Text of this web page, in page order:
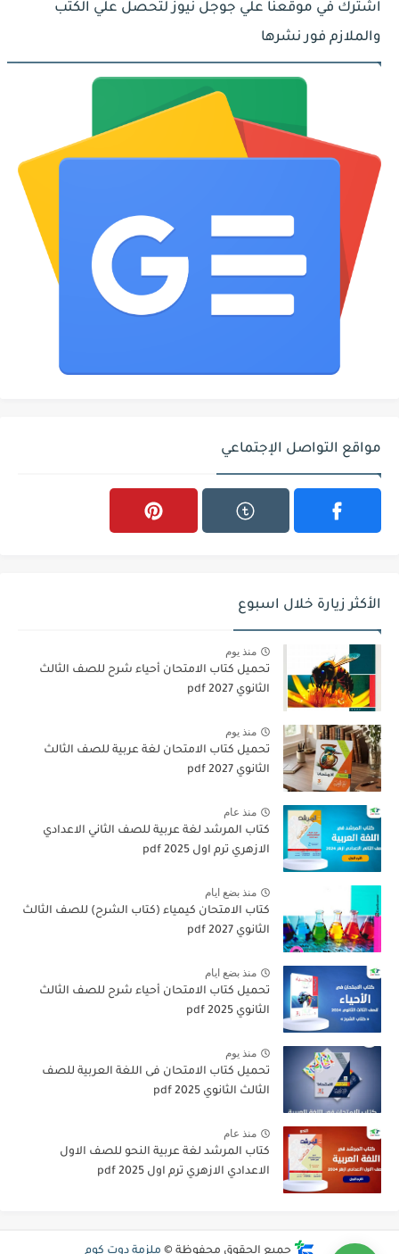
اشترك في موقعنا علي جوجل نيوز لتحصل علي الكتب
والملازم فور نشرها
مواقع التواصل الإجتماعي
الأكثر زيارة خلال اسبوع
منذ يوم
تحميل كتاب الامتحان أحياء شرح للصف الثالث
الثانوي 2027 pdf
منذ يوم
تحميل كتاب الامتحان لغة عربية للصف الثالث
الثانوي 2027 pdf
منذ عام
كتاب المرشد لغة عربية للصف الثاني الاعدادي
الازهري ترم اول 2025 pdf
منذ بضع ايام
كتاب الامتحان كيمياء (كتاب الشرح) للصف الثالث
الثانوي pdf 2027
منذ بضع ايام
تحميل كتاب الامتحان أحياء شرح للصف الثالث
الثانوي 2025 pdf
منذ يوم
تحميل كتاب الامتحان فى اللغة العربية للصف
الثالث الثانوي 2025 pdf
منذ عام
كتاب المرشد لغة عربية النحو للصف الاول
الاعدادي الازهري ترم اول 2025 pdf